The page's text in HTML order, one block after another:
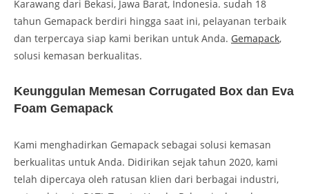
Karawang dari Bekasi, Jawa Barat, Indonesia. sudah 18
tahun Gemapack berdiri hingga saat ini, pelayanan terbaik
dan terpercaya siap kami berikan untuk Anda. Gemapack,
solusi kemasan berkualitas.
Keunggulan Memesan Corrugated Box dan Eva
Foam Gemapack
Kami menghadirkan Gemapack sebagai solusi kemasan
berkualitas untuk Anda. Didirikan sejak tahun 2020, kami
telah dipercaya oleh ratusan klien dari berbagai industri,